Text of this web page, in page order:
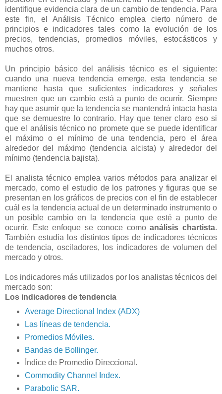
identifique evidencia clara de un cambio de tendencia. Para
este fin, el Análisis Técnico emplea cierto número de
principios e indicadores tales como la evolución de los
precios, tendencias, promedios móviles, estocásticos y
muchos otros.
Un principio básico del análisis técnico es el siguiente:
cuando una nueva tendencia emerge, esta tendencia se
mantiene hasta que suficientes indicadores y señales
muestren que un cambio está a punto de ocurrir. Siempre
hay que asumir que la tendencia se mantendrá intacta hasta
que se demuestre lo contrario. Hay que tener claro eso si
que el análisis técnico no promete que se puede identificar
el máximo o el mínimo de una tendencia, pero el área
alrededor del máximo (tendencia alcista) y alrededor del
mínimo (tendencia bajista).
El analista técnico emplea varios métodos para analizar el
mercado, como el estudio de los patrones y figuras que se
presentan en los gráficos de precios con el fin de establecer
cuál es la tendencia actual de un determinado instrumento o
un posible cambio en la tendencia que esté a punto de
ocurrir. Este enfoque se conoce comoanálisis chartista.
También estudia los distintos tipos de indicadores técnicos
de tendencia, osciladores, los indicadores de volumen del
mercado y otros.
Los indicadores más utilizados por los analistas técnicos del
mercado son:
Los indicadores de tendencia
Average Directional Index (ADX)
Las líneas de tendencia.
Promedios Móviles.
Bandas de Bollinger.
Índice de Promedio Direccional.
Commodity Channel Index.
Parabolic SAR.